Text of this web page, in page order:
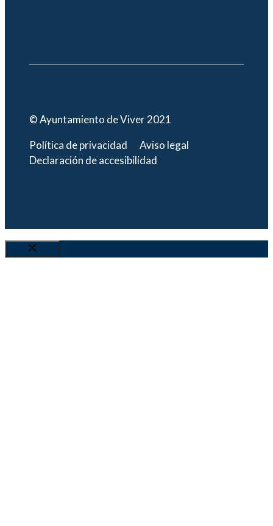
© Ayuntamiento de Viver 2021
Política de privacidad
Aviso legal
Declaración de accesibilidad
Cerrar